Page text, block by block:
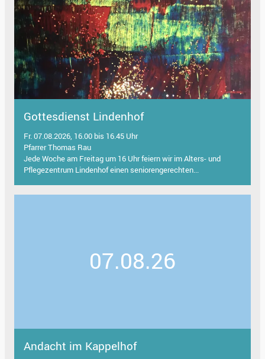
Gottesdienst Lindenhof
Fr. 07.08.2026, 16.00 bis 16.45 Uhr
Pfarrer Thomas Rau
Jede Woche am Freitag um 16 Uhr feiern wir im Alters- und
Pflegezentrum Lindenhof einen seniorengerechten...
07.08.26
Andacht im Kappelhof